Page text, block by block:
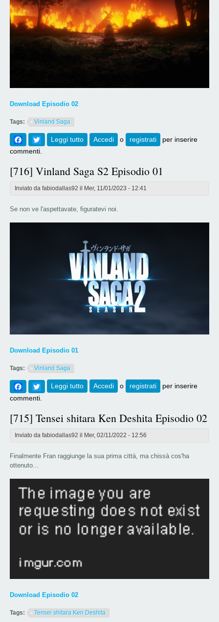
Download Episodio 02
Tags: Vinland Saga
Facebook
Twitter
Leggi tutto su [717] Vinland Saga S2 Episodio 02
Accedi o registrati
per inserire
commenti.
[716] Vinland Saga S2 Episodio 01
Inviato da fabiodallas92 il Mer, 11/01/2023 - 12:41
Se non ve l'aspettavate, figuratevi noi.
Download Episodio 01
Tags: Vinland Saga
Facebook
Twitter
Leggi tutto su [716] Vinland Saga S2 Episodio 01
Accedi o registrati
per inserire
commenti.
[715] Tensei shitara Ken Deshita Episodio 02
Inviato da fabiodallas92 il Mer, 02/11/2022 - 12:56
Finalmente Fran raggiunge la sua prima città, ma chissà cos'ha
ottenuto...
Download Episodio 02
Tags: Tensei shitara Ken Deshita